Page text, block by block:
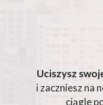
Uciszysz
i zaczniesz na
ciągle